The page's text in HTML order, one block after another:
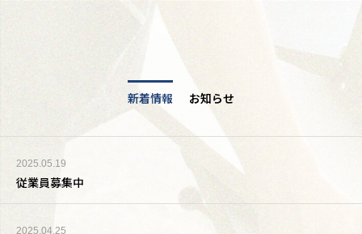
新着情報 お知らせ
2025.05.19
従業員募集中
2025.04.25